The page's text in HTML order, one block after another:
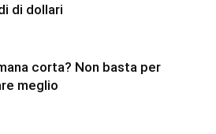
di dollari
corta? Non basta per
meglio